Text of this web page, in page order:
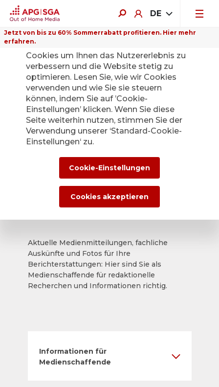
DE
Jetzt von bis zu 60% Sommerrabatt profitieren. Hier mehr
erfahren.
Zurück
Die APG|SGA
Medienstelle für
News und
Medienmitteilunge
Aktuelle Medienmitteilungen, fachliche
Auskünfte und Fotos für Ihre
Berichterstattungen: Hier sind Sie als
Medienschaffende für redaktionelle
Recherchen und Informationen richtig.
Informationen für
Medienschaffende
Auf dieser Website verwenden wir
Cookies um Ihnen das Nutzererlebnis zu
verbessern und die Website stetig zu
optimieren. Lesen Sie, wie wir Cookies
verwenden und wie Sie sie steuern
können, indem Sie auf ’Cookie-
Einstellungen’ klicken. Wenn Sie diese
Seite weiterhin nutzen, stimmen Sie der
Verwendung unserer ‘Standard-Cookie-
Einstellungen‘ zu.
Cookie-Einstellungen
Cookies akzeptieren